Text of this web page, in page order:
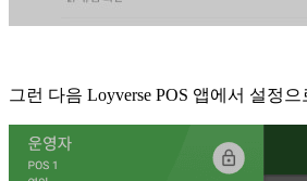
그런 다음 Loyverse POS 앱에서 설정